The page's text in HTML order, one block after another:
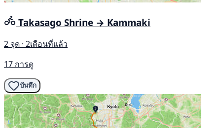
Takasago Shrine → Kammaki
2 จุด · 2เดือนที่แล้ว
17 การดู
บันทึก